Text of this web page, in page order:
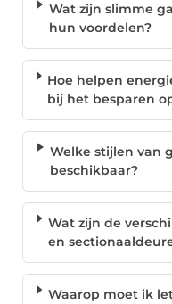
Wat zijn slimme
hun voordelen?
Hoe helpen
bij het besparen
Welke stijlen van
beschikbaar?
Wat zijn de
en
Waarop moet ik